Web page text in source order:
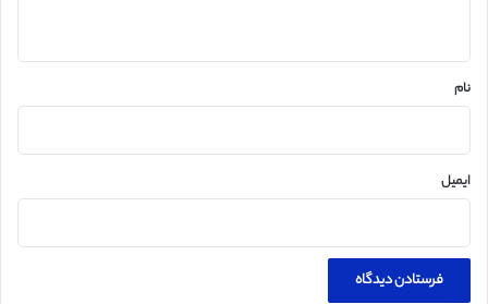
نام
ایمیل